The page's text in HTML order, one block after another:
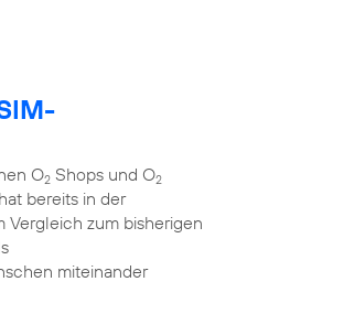
O2 Shops und O2
bereits in der
zum bisherigen
miteinander